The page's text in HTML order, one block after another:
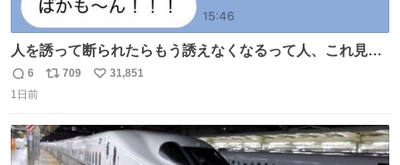
人を誘って断られたらもう誘えなくなるって人、これ見て
元気出してほしい
返
信
6
リ
ト
数
709
い
数
31,851
1日前